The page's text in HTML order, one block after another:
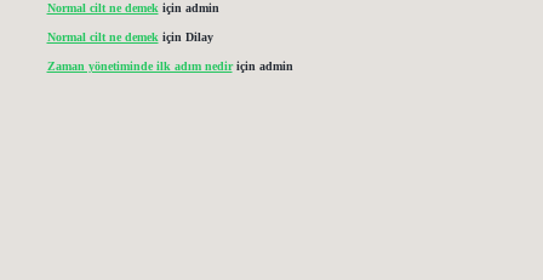
Normal cilt ne demekiçin admin
Normal cilt ne demek için Dilay
Zaman yönetiminde ilk adım nediriçin admin